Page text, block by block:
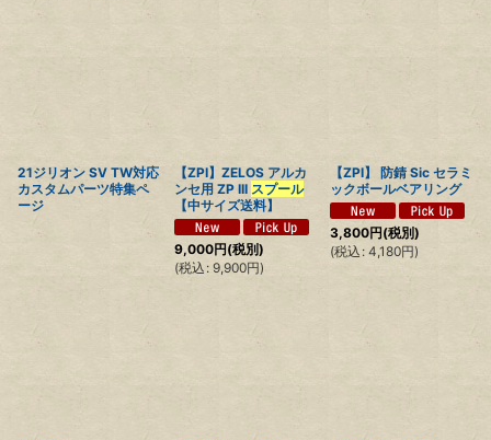
21ジリオン SV TW対応
カスタムパーツ特集ペ
ージ
【ZPI】ZELOS アルカ
ンセ用 ZP III スプール
【中サイズ送料】
9,000円(税別)
(税込 : 9,900円)
【ZPI】 防錆 Sic セラミ
ックボールベアリング
3,800円(税別)
(税込 : 4,180円)